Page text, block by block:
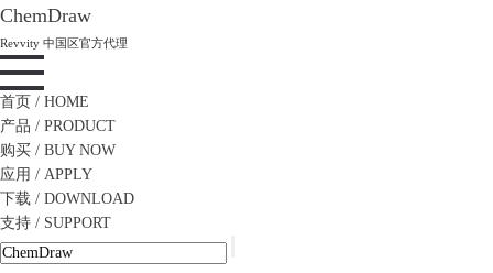
ChemDraw
Revvity 中国区官方代理
首页 / HOME
产品 / PRODUCT
购买 / BUY NOW
应用 / APPLY
下载 / DOWNLOAD
支持 / SUPPORT